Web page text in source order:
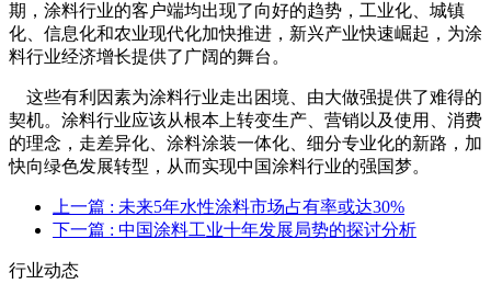
期，涂料行业的客户端均出现了向好的趋势，工业化、城镇
化、信息化和农业现代化加快推进，新兴产业快速崛起，为涂
料行业经济增长提供了广阔的舞台。
这些有利因素为涂料行业走出困境、由大做强提供了难得的
契机。涂料行业应该从根本上转变生产、营销以及使用、消费
的理念，走差异化、涂料涂装一体化、细分专业化的新路，加
快向绿色发展转型，从而实现中国涂料行业的强国梦。
上一篇 : 未来5年水性涂料市场占有率或达30%
下一篇 : 中国涂料工业十年发展局势的探讨分析
行业动态